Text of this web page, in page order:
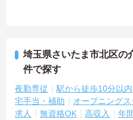
埼玉県さいたま市北区の
件で探す
夜勤専従 駅から徒歩10分以内
宅手当・補助
オープニング
求人
無資格OK 高収入 年